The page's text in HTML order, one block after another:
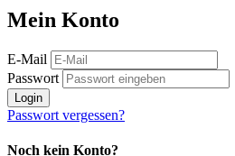
Mein Konto
E-Mail
Passwort
Login
Passwort vergessen?
Noch kein Konto?